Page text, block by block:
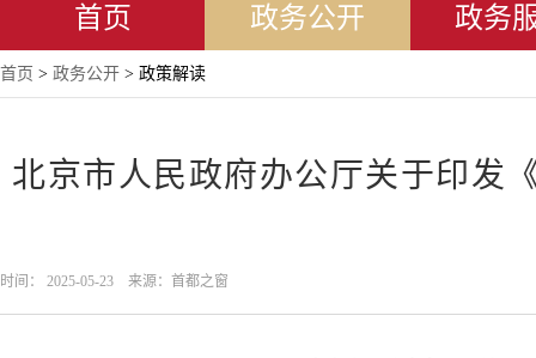
首页 政务公开 政务
首页 > 政务公开 > 政策解读
北京市人民政府办公厅关于印发
时间： 2025-05-23 来源：首都之窗